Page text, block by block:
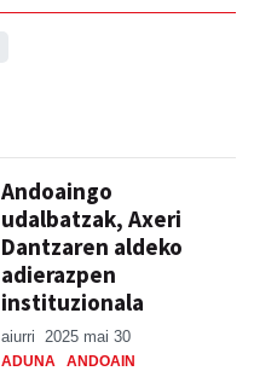
Andoaingo
udalbatzak, Axeri
Dantzaren aldeko
adierazpen
instituzionala
aiurri 2025 mai 30
ADUNA ANDOAIN